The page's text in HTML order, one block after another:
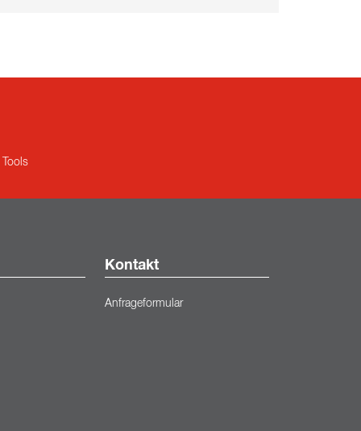
Tools
Kontakt
Anfrageformular